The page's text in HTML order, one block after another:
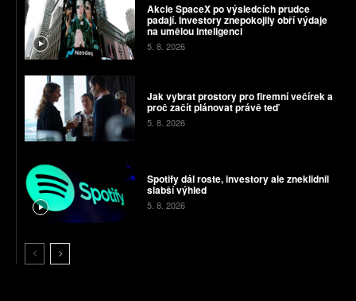
Akcie SpaceX po výsledcích prudce
padají. Investory znepokojily obří výdaje
na umělou inteligenci
5. 8. 2026
Jak vybrat prostory pro firemní večírek a
proč začít plánovat právě teď
5. 8. 2026
Spotify dál roste, investory ale zneklidnil
slabší výhled
5. 8. 2026